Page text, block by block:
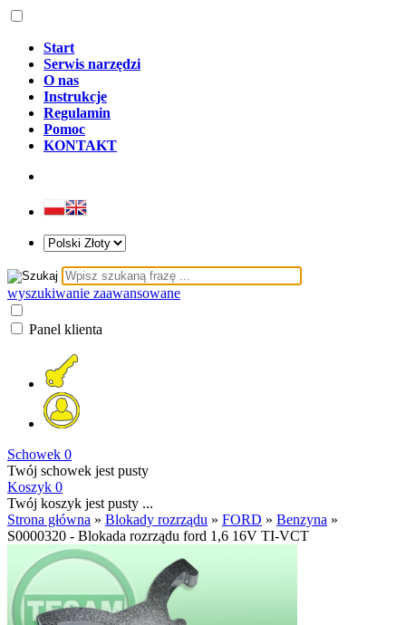
Start
Serwis narzędzi
O nas
Instrukcje
Regulamin
Pomoc
KONTAKT
wyszukiwanie zaawansowane
Panel klienta
Schowek 0
Twój schowek jest pusty
Koszyk 0
Twój koszyk jest pusty ...
Strona główna » Blokady rozrządu » FORD » Benzyna »
S0000320 - Blokada rozrządu ford 1,6 16V TI-VCT